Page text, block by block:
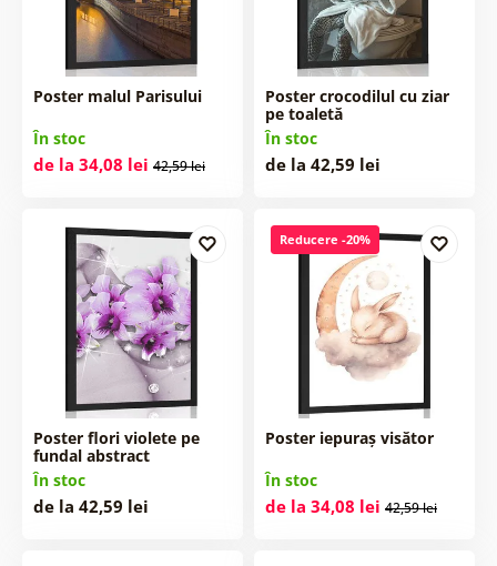
Poster malul Parisului
În stoc
de la 34,08 lei 42,59 lei
Poster crocodilul cu ziar
pe toaletă
În stoc
de la 42,59 lei
Poster flori violete pe
fundal abstract
În stoc
de la 42,59 lei
Reducere -20%
Poster iepuraș visător
În stoc
de la 34,08 lei 42,59 lei